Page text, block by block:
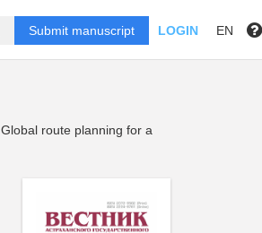
Submit manuscript LOGIN EN
Global route planning for a